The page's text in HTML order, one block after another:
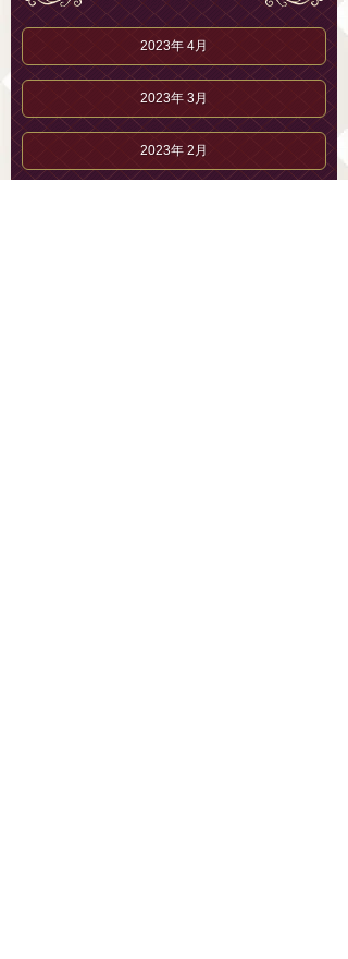
2023年 4月
2023年 3月
2023年 2月